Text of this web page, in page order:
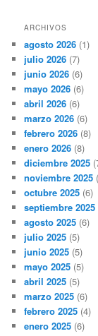
ARCHIVOS
agosto 2026 (1)
julio 2026 (7)
junio 2026 (6)
mayo 2026 (6)
abril 2026 (6)
marzo 2026 (6)
febrero 2026 (8)
enero 2026 (8)
diciembre 2025
noviembre 2025
octubre 2025 (6)
septiembre 2025
agosto 2025 (6)
julio 2025 (5)
junio 2025 (5)
mayo 2025 (5)
abril 2025 (5)
marzo 2025 (6)
febrero 2025 (4)
enero 2025 (6)